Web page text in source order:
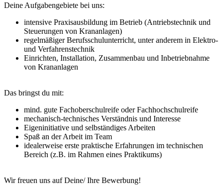
Deine Aufgabengebiete bei uns:
intensive Praxisausbildung im Betrieb (Antriebstechnik und
Steuerungen von Krananlagen)
regelmäßiger Berufsschulunterricht, unter anderem in Elektro-
und Verfahrenstechnik
Einrichten, Installation, Zusammenbau und Inbetriebnahme
von Krananlagen
Das bringst du mit:
mind. gute Fachoberschulreife oder Fachhochschulreife
mechanisch-technisches Verständnis und Interesse
Eigeninitiative und selbständiges Arbeiten
Spaß an der Arbeit im Team
idealerweise erste praktische Erfahrungen im technischen
Bereich (z.B. im Rahmen eines Praktikums)
Wir freuen uns auf Deine/ Ihre Bewerbung!